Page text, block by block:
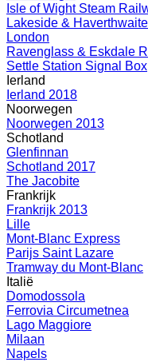
Isle of Wight Steam
Lakeside &
London
Ravenglass & Eskdale
Settle Station Signal Box
Ierland
Ierland 2018
Noorwegen
Noorwegen 2013
Schotland
Glenfinnan
Schotland 2017
The Jacobite
Frankrijk
Frankrijk 2013
Lille
Mont-Blanc Express
Parijs Saint Lazare
Tramway du Mont-Blanc
Italië
Domodossola
Ferrovia Circumetnea
Lago Maggiore
Milaan
Napels